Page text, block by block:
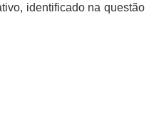
identificado na questão